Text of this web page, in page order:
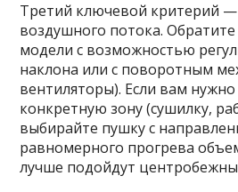
Третий ключевой критерий
воздушного потока.
модели с возможностью
наклона или с поворотным
вентиляторы). Если вам
конкретную зону (сушилку,
выбирайте пушку с
равномерного прогрева
лучше подойдут